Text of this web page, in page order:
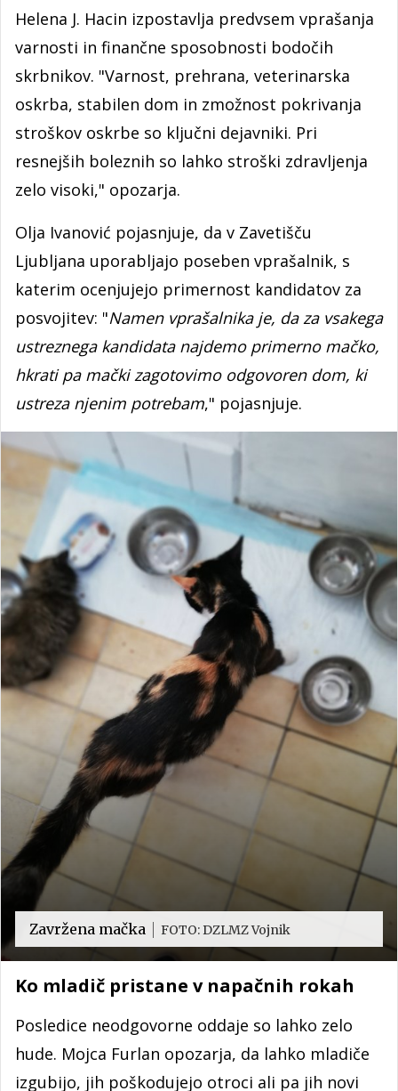
Helena J. Hacin izpostavlja predvsem vprašanja
varnosti in finančne sposobnosti bodočih
skrbnikov. "Varnost, prehrana, veterinarska
oskrba, stabilen dom in zmožnost pokrivanja
stroškov oskrbe so ključni dejavniki. Pri
resnejših boleznih so lahko stroški zdravljenja
zelo visoki," opozarja.
Olja Ivanović pojasnjuje, da v Zavetišču
Ljubljana uporabljajo poseben vprašalnik, s
katerim ocenjujejo primernost kandidatov za
posvojitev: "Namen vprašalnika je, da za vsakega
ustreznega kandidata najdemo primerno mačko,
hkrati pa mački zagotovimo odgovoren dom, ki
ustreza njenim potrebam," pojasnjuje.
Zavržena mačka FOTO: DZLMZ Vojnik
Ko mladič pristane v napačnih rokah
Posledice neodgovorne oddaje so lahko zelo
hude. Mojca Furlan opozarja, da lahko mladiče
izgubijo, jih poškodujejo otroci ali pa jih novi